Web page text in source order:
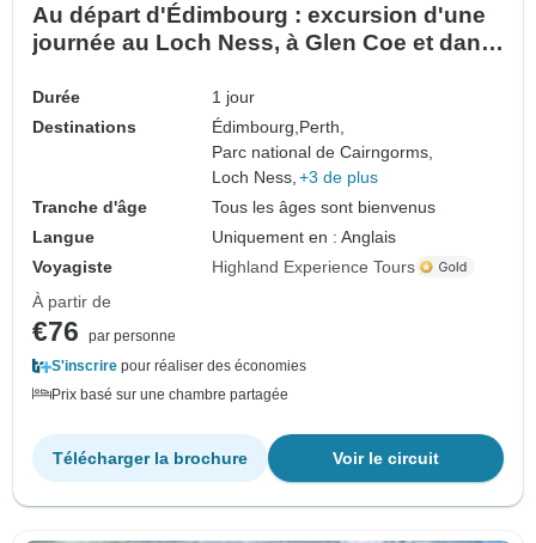
Au départ d'Édimbourg : excursion d'une
journée au Loch Ness, à Glen Coe et dans
Durée
1 jour
Destinations
Édimbourg, Perth,
Parc national de Cairngorms,
Loch Ness, +3 de plus
Tranche d'âge
Tous les âges sont bienvenus
Langue
Uniquement en : Anglais
Voyagiste
Highland Experience Tours
À partir de
€76
par personne
S'inscrire pour réaliser des économies
Prix basé sur une chambre partagée
Voir le circuit
Télécharger la brochure